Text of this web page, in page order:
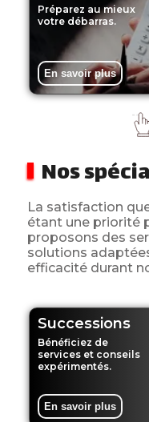
Préparez au mieux
votre débarras.
En savoir plus
Nos
La satisfaction
étant une priorité
proposons des
solutions
efficacité durant
Successions
Bénéficiez de
services et conseils
expérimentés.
En savoir plus